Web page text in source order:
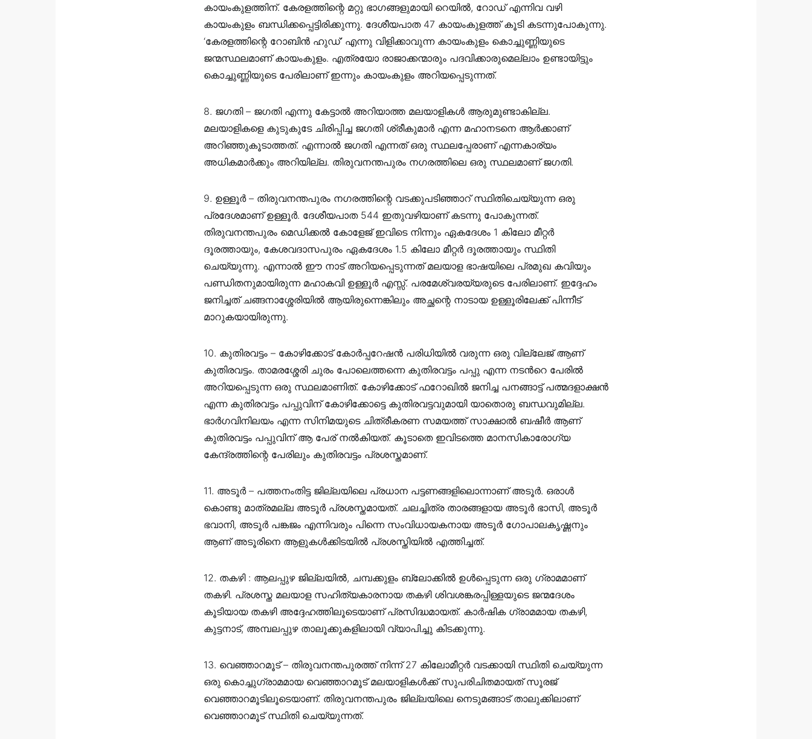
കായംകുളത്തിന്. കേരളത്തിന്റെ മറ്റു ഭാഗങ്ങളുമായി റെയിൽ, റോഡ് എന്നിവ വഴി
കായംകുളം ബന്ധിക്കപ്പെട്ടിരിക്കുന്നു. ദേശീയപാത 47 കായംകുളത്ത് കൂടി കടന്നുപോകുന്നു.
‘കേരളത്തിന്റെ റോബിൻ‌ ഹുഡ്’ എന്നു വിളിക്കാവുന്ന കായംകുളം കൊച്ചുണ്ണിയുടെ
ജന്മസ്ഥലമാണ് കായംകുളം. എത്രയോ രാജാക്കന്മാരും പദവിക്കാരുമെല്ലാം ഉണ്ടായിട്ടും
കൊച്ചുണ്ണിയുടെ പേരിലാണ് ഇന്നും കായംകുളം അറിയപ്പെടുന്നത്.
8. ജഗതി – ജഗതി എന്നു കേട്ടാൽ അറിയാത്ത മലയാളികൾ ആരുമുണ്ടാകില്ല.
മലയാളികളെ കുടുകുടേ ചിരിപ്പിച്ച ജഗതി ശ്രീകുമാര്‍ എന്ന മഹാനടനെ ആർക്കാണ്
അറിഞ്ഞുകൂടാത്തത്. എന്നാൽ ജഗതി എന്നത് ഒരു സ്ഥലപ്പേരാണ് എന്നകാര്യം
അധികമാർക്കും അറിയില്ല. തിരുവനന്തപുരം നഗരത്തിലെ ഒരു സ്ഥലമാണ് ജഗതി.
9. ഉള്ളൂർ – തിരുവനന്തപുരം നഗരത്തിന്റെ വടക്കുപടിഞ്ഞാറ്‌ സ്ഥിതിചെയ്യുന്ന ഒരു
പ്രദേശമാണ്‌ ഉള്ളൂർ. ദേശീയപാത 544 ഇതുവഴിയാണ് കടന്നു പോകുന്നത്.
തിരുവനന്തപുരം മെഡിക്കൽ കോളേജ് ഇവിടെ നിന്നും ഏകദേശം 1 കിലോ മീറ്റർ
ദൂരത്തായും, കേശവദാസപുരം ഏകദേശം 1.5 കിലോ മീറ്റർ ദൂരത്തായും സ്ഥിതി
ചെയ്യുന്നു. എന്നാൽ ഈ നാട് അറിയപ്പെടുന്നത് മലയാള ഭാഷയിലെ പ്രമുഖ കവിയും
പണ്ഡിതനുമായിരുന്ന മഹാകവി ഉള്ളൂർ എസ്സ്. പരമേശ്വരയ്യരുടെ പേരിലാണ്. ഇദ്ദേഹം
ജനിച്ചത് ചങ്ങനാശ്ശേരിയിൽ ആയിരുന്നെങ്കിലും അച്ഛന്റെ നാടായ ഉള്ളൂരിലേക്ക് പിന്നീട്
മാറുകയായിരുന്നു.
10. കുതിരവട്ടം – കോഴിക്കോട് കോർപ്പറേഷൻ പരിധിയിൽ വരുന്ന ഒരു വില്ലേജ് ആണ്
കുതിരവട്ടം. താമരശ്ശേരി ചുരം പോലെത്തന്നെ കുതിരവട്ടം പപ്പു എന്ന നടൻറെ പേരിൽ
അറിയപ്പെടുന്ന ഒരു സ്ഥലമാണിത്. കോഴിക്കോട് ഫറോഖില്‍ ജനിച്ച പനങ്ങാട്ട് പത്മദളാക്ഷന്‍
എന്ന കുതിരവട്ടം പപ്പുവിന് കോഴിക്കോട്ടെ കുതിരവട്ടവുമായി യാതൊരു ബന്ധവുമില്ല.
ഭാര്‍ഗവിനിലയം എന്ന സിനിമയുടെ ചിത്രീകരണ സമയത്ത് സാക്ഷാല്‍ ബഷീര്‍ ആണ്
കുതിരവട്ടം പപ്പുവിന് ആ പേര് നല്‍കിയത്. കൂടാതെ ഇവിടത്തെ മാനസികാരോഗ്യ
കേന്ദ്രത്തിന്റെ പേരിലും കുതിരവട്ടം പ്രശസ്തമാണ്.
11. അടൂർ – പത്തനംതിട്ട ജില്ലയിലെ പ്രധാന പട്ടണങ്ങളിലൊന്നാണ് അടൂർ. ഒരാൾ
കൊണ്ടു മാത്രമല്ല അടൂർ പ്രശസ്തമായത്. ചലച്ചിത്ര താരങ്ങളായ അടൂർ ഭാസി, അടൂർ
ഭവാനി, അടൂർ പങ്കജം എന്നിവരും പിന്നെ സംവിധായകനായ അടൂർ ഗോപാലകൃഷ്ണനും
ആണ് അടൂരിനെ ആളുകൾക്കിടയിൽ പ്രശസ്തിയിൽ എത്തിച്ചത്.
12. തകഴി : ആലപ്പുഴ ജില്ലയില്‍, ചമ്പക്കുളം ബ്ലോക്കിൽ ഉൾപ്പെടുന്ന ഒരു ഗ്രാമമാണ്
തകഴി. പ്രശസ്ത മലയാള സഹിത്യകാരനായ തകഴി ശിവശങ്കരപ്പിള്ളയുടെ ജന്മദേശം
കൂടിയായ തകഴി‍ അദ്ദേഹത്തിലൂടെയാണ് പ്രസിദ്ധമായത്. കാർഷിക ഗ്രാമമായ തകഴി,
കുട്ടനാട്, അമ്പലപ്പുഴ താലൂക്കുകളിലായി വ്യാപിച്ചു കിടക്കുന്നു.
13. വെഞ്ഞാറമൂട് – തിരുവനന്തപുരത്ത് നിന്ന് 27 കിലോമീറ്റര്‍ വടക്കായി സ്ഥിതി ചെയ്യുന്ന
ഒരു കൊച്ചുഗ്രാമമായ വെഞ്ഞാറമൂട് മലയാളികള്‍ക്ക് സുപരിചിതമായത് സൂരജ്
വെഞ്ഞാറമൂടിലൂടെയാണ്. തിരുവനന്തപുരം ജില്ലയിലെ നെടുമങ്ങാട് താലുക്കിലാണ്
വെഞ്ഞാറമൂട് സ്ഥിതി ചെയ്യുന്നത്.